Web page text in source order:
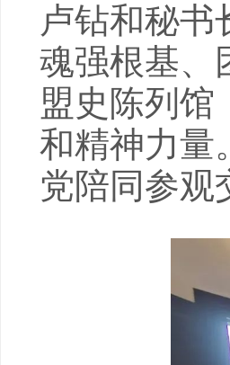
卢钻和秘书
魂强根基、
盟史陈列馆
和精神力量
党陪同参观